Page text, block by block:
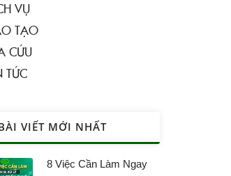
VỤ
TẠO
CỨU
TỨC
VIẾT MỚI NHẤT
8 Việc Cần Làm Ngay